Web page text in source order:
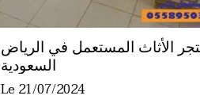
الأثاث المستعمل في الرياض
السعودية
Le 21/07/2024